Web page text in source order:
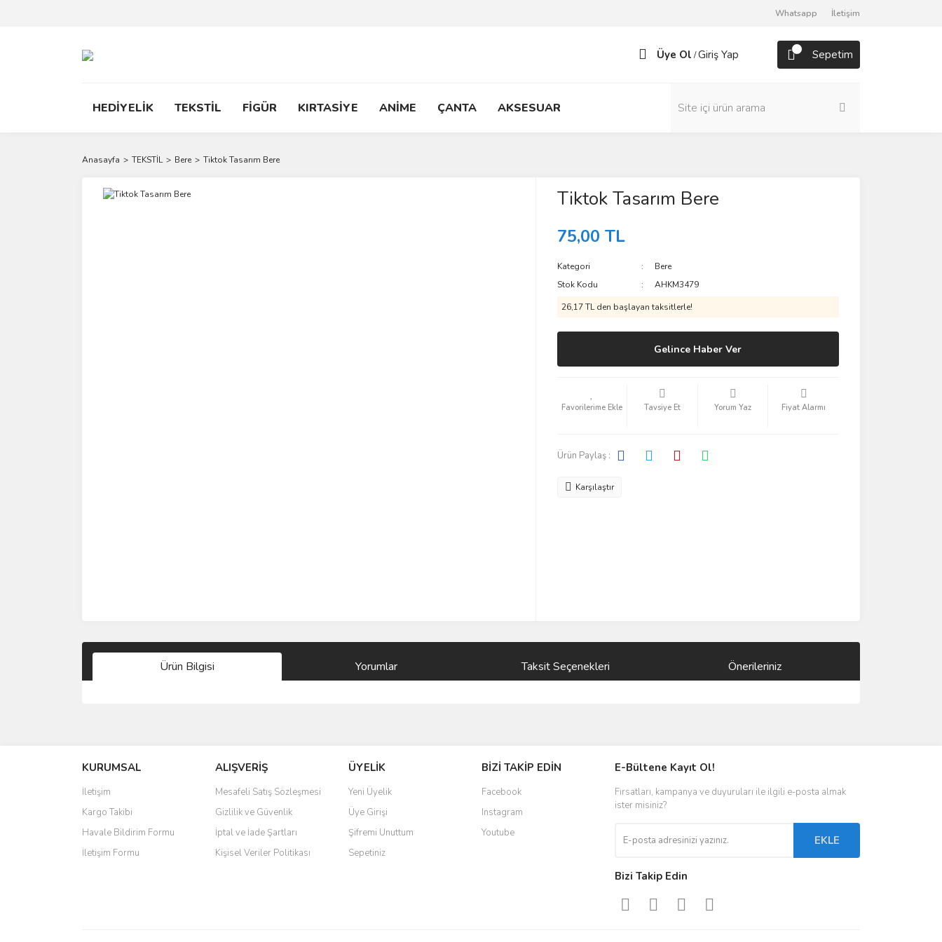
Whatsapp İletişim
Üye Ol /Giriş Yap Sepetim
HEDİYELİK TEKSTİL FİGÜR KIRTASİYE ANİME ÇANTA AKSESUAR
Anasayfa TEKSTİL Bere Tiktok Tasarım Bere
Tiktok Tasarım Bere
75,00 TL
Kategori
Bere
Stok Kodu
AHKM3479
26,17 TL den başlayan taksitlerle!
Gelince Haber Ver
Tavsiye Et Yorum Yaz Fiyat Alarmı
Ürün Paylaş :
Karşılaştır
Ürün Bilgisi Yorumlar Taksit Seçenekleri Önerileriniz
Ürün resmi kalitesiz, bozuk veya görüntülenemiyor.
Ürün açıklamasında eksik bilgiler bulunuyor.
Ürün bilgilerinde hatalar bulunuyor.
Ürün fiyatı diğer sitelerden daha pahalı.
Bu ürüne benzer farklı alternatifler olmalı.
KURUMSAL
İletişim
Kargo Takibi
Havale Bildirim Formu
İletişim Formu
ALIŞVERİŞ
Mesafeli Satış Sözleşmesi
Gizlilik ve Güvenlik
İptal ve İade Şartları
Kişisel Veriler Politikası
ÜYELİK
Yeni Üyelik
Üye Girişi
Şifremi Unuttum
Sepetiniz
BİZİ TAKİP EDİN
Facebook
Instagram
Youtube
E-Bültene Kayıt Ol!
Fırsatları, kampanya ve duyuruları ile ilgili e-posta almak
ister misiniz?
EKLE
Bizi Takip Edin